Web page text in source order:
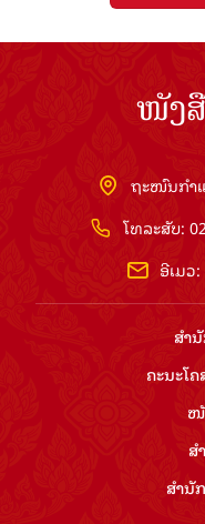
ໜັງ
ຖະໜົນກຳ
ໂທລະສັບ:
ອີເມວ:
ສຳ​
ຄະນະໂ
ໜັ
ສ
ສຳ​ນັ